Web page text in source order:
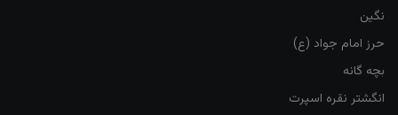
نگین
حرز امام جواد (ع)
بچه گانه
انگشتر نقره اسپرت